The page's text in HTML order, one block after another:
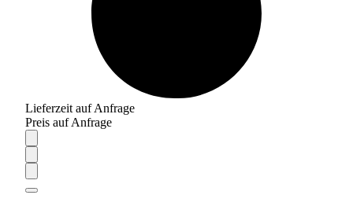
Lieferzeit auf Anfrage
Preis auf Anfrage